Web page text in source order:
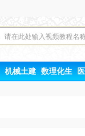
机械土建 数理化生